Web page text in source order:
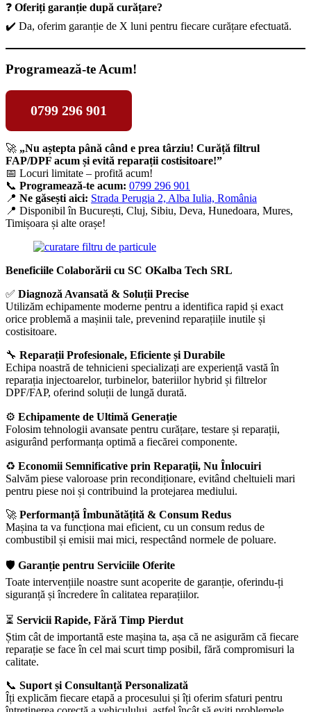
❓ Oferiți garanție după curățare?
✔️ Da, oferim garanție de X luni pentru fiecare curățare efectuată.
Programează-te Acum!
0799 296 901
🚀 „Nu aștepta până când e prea târziu! Curăță filtrul
FAP/DPF acum și evită reparații costisitoare!”
📅 Locuri limitate – profită acum!
📞 Programează-te acum: 0799 296 901
📍 Ne găsești aici: Strada Perugia 2, Alba Iulia, România
📍 Disponibil în București, Cluj, Sibiu, Deva, Hunedoara, Mures,
Timișoara și alte orașe!
Beneficiile Colaborării cu SC OKalba Tech SRL
✅ Diagnoză Avansată & Soluții Precise
Utilizăm echipamente moderne pentru a identifica rapid și exact
orice problemă a mașinii tale, prevenind reparațiile inutile și
costisitoare.
🔧 Reparații Profesionale, Eficiente și Durabile
Echipa noastră de tehnicieni specializați are experiență vastă în
reparația injectoarelor, turbinelor, bateriilor hybrid și filtrelor
DPF/FAP, oferind soluții de lungă durată.
⚙️ Echipamente de Ultimă Generație
Folosim tehnologii avansate pentru curățare, testare și reparații,
asigurând performanța optimă a fiecărei componente.
♻️ Economii Semnificative prin Reparații, Nu Înlocuiri
Salvăm piese valoroase prin recondiționare, evitând cheltuieli mari
pentru piese noi și contribuind la protejarea mediului.
🚀 Performanță Îmbunătățită & Consum Redus
Mașina ta va funcționa mai eficient, cu un consum redus de
combustibil și emisii mai mici, respectând normele de poluare.
🛡️ Garanție pentru Serviciile Oferite
Toate intervențiile noastre sunt acoperite de garanție, oferindu-ți
siguranță și încredere în calitatea reparațiilor.
⏳ Servicii Rapide, Fără Timp Pierdut
Știm cât de importantă este mașina ta, așa că ne asigurăm că fiecare
reparație se face în cel mai scurt timp posibil, fără compromisuri la
calitate.
📞 Suport și Consultanță Personalizată
Îți explicăm fiecare etapă a procesului și îți oferim sfaturi pentru